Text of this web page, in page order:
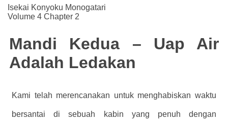
Cari
Font :
Titillium Web
Size :
Isekai Konyoku Monogatari
Volume 4 Chapter 2
Mandi Kedua – Uap Air
Adalah Ledakan
Kami telah merencanakan untuk menghabiskan waktu
bersantai di sebuah kabin yang penuh dengan